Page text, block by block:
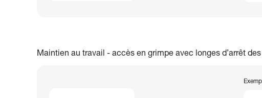
Maintien au travail - accès en grimpe avec longes d’arrêt